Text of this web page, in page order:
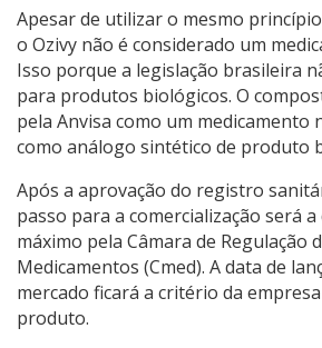
Apesar de utilizar o mesmo
o Ozivy não é considerado um
Isso porque a legislação brasileira
para produtos biológicos. O
pela Anvisa como um medicamento
como análogo sintético de produto
Após a aprovação do registro
passo para a comercialização será
máximo pela Câmara de Regulação
Medicamentos (Cmed). A data de
mercado ficará a critério da
produto.